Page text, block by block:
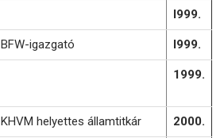
l999.
BFW-igazgató l999.
1999.
KHVM helyettes államtitkár 2000.